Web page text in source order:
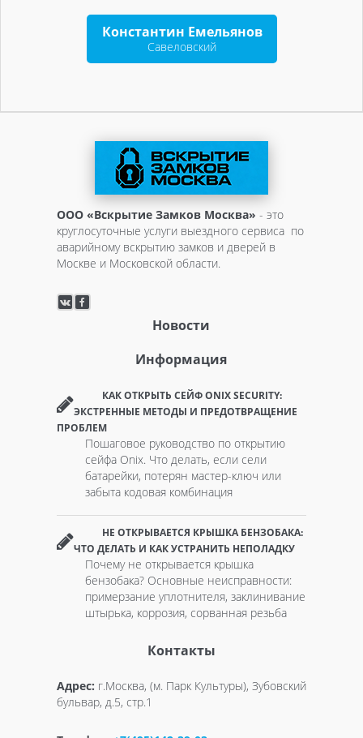
Константин Емельянов
Савеловский
ООО «Вскрытие Замков Москва» - это
круглосуточные услуги выездного сервиса по
аварийному вскрытию замков и дверей в
Москве и Московской области.
Новости
Информация
КАК ОТКРЫТЬ СЕЙФ ONIX SECURITY:
ЭКСТРЕННЫЕ МЕТОДЫ И ПРЕДОТВРАЩЕНИЕ
ПРОБЛЕМ
Пошаговое руководство по открытию
сейфа Onix. Что делать, если сели
батарейки, потерян мастер-ключ или
забыта кодовая комбинация
НЕ ОТКРЫВАЕТСЯ КРЫШКА БЕНЗОБАКА:
ЧТО ДЕЛАТЬ И КАК УСТРАНИТЬ НЕПОЛАДКУ
Почему не открывается крышка
бензобака? Основные неисправности:
примерзание уплотнителя, заклинивание
штырька, коррозия, сорванная резьба
Контакты
Адрес: г.Москва, (м. Парк Культуры), Зубовский
бульвар, д.5, стр.1